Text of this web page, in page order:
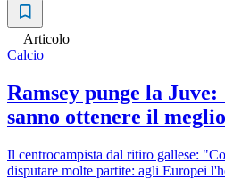
Articolo
Calcio
Ramsey punge la
sanno ottenere il
Il centrocampista dal ritiro gallese:
disputare molte partite: agli Europei